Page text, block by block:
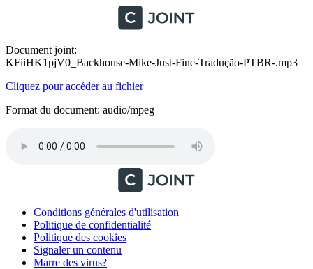
Document joint:
KFiiHK1pjV0_Backhouse-Mike-Just-Fine-Tradução-PTBR-.mp3
Cliquez pour accéder au fichier
Format du document: audio/mpeg
Conditions générales d'utilisation
Politique de confidentialité
Politique des cookies
Signaler un contenu
Marre des virus?